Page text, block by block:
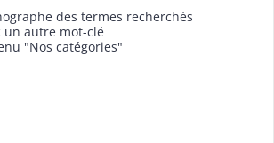
des termes recherchés
un autre mot-clé
"Nos catégories"